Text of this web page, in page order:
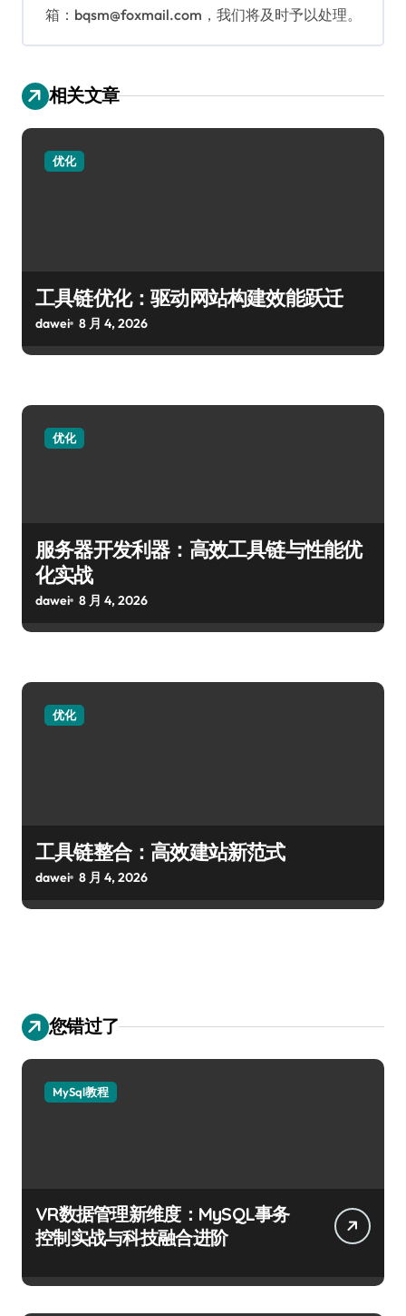
箱：bqsm@foxmail.com，我们将及时予以处理。
相关文章
优化
工具链优化：驱动网站构建效能跃迁
dawei 8 月 4, 2026
优化
服务器开发利器：高效工具链与性能优
化实战
dawei 8 月 4, 2026
优化
工具链整合：高效建站新范式
dawei 8 月 4, 2026
您错过了
MySql教程
VR数据管理新维度：MySQL事务
控制实战与科技融合进阶